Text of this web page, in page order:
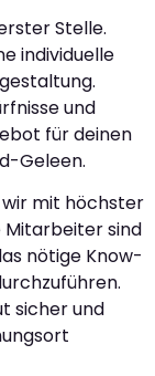
Stelle.
individuelle
und
für deinen
Geleen.
wir mit höchster
Mitarbeiter sind
nötige Know-
sicher und